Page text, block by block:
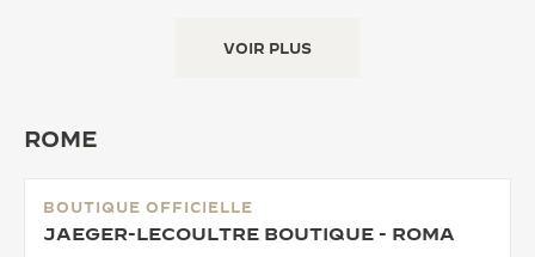
VOIR PLUS
ROME
BOUTIQUE OFFICIELLE
JAEGER-LECOULTRE BOUTIQUE - ROMA